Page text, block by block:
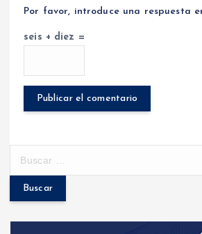
Por favor, introduce una respuesta
seis + diez =
c